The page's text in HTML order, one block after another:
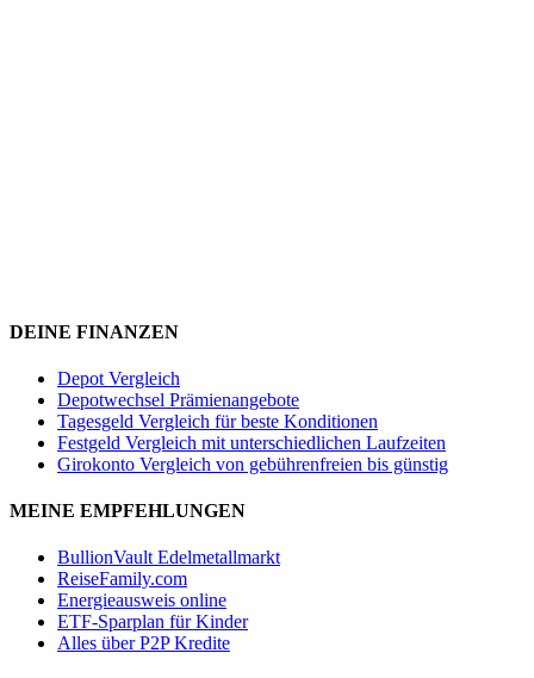
DEINE FINANZEN
Depot Vergleich
Depotwechsel Prämienangebote
Tagesgeld Vergleich für beste Konditionen
Festgeld Vergleich mit unterschiedlichen Laufzeiten
Girokonto Vergleich von gebührenfreien bis günstig
MEINE EMPFEHLUNGEN
BullionVault Edelmetallmarkt
ReiseFamily.com
Energieausweis online
ETF-Sparplan für Kinder
Alles über P2P Kredite